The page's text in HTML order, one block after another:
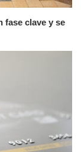
fase clave y se